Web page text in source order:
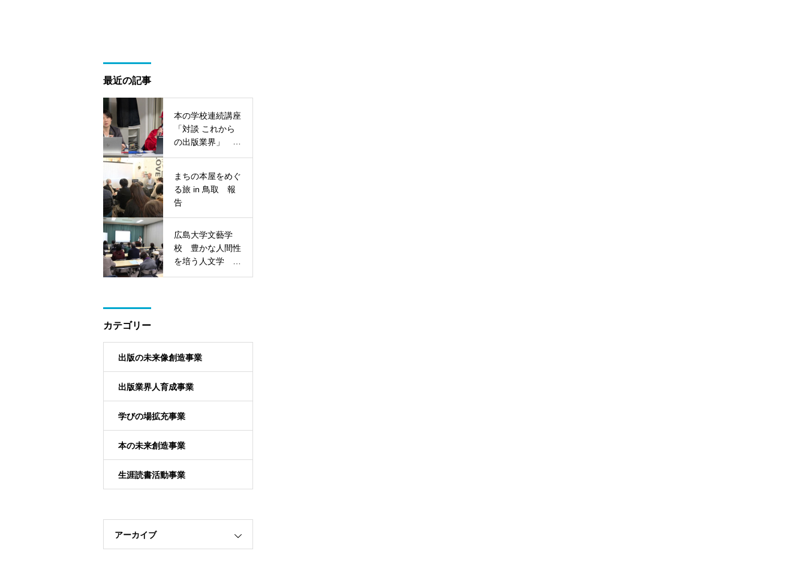
最近の記事
本の学校連続講座
「対談 これから
の出版業界」 報
まちの本屋をめぐ
る旅 in 鳥取 報
告
広島大学文藝学
校 豊かな人間性
を培う人文学 報
カテゴリー
出版の未来像創造事業
出版業界人育成事業
学びの場拡充事業
本の未来創造事業
生涯読書活動事業
アーカイブ